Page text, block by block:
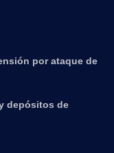
por ataque de
depósitos de